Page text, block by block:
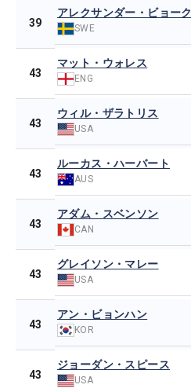
39
アレクサンダー・ビョーク
SWE
43
マット・ウォレス
ENG
43
ウィル・ザラトリス
USA
43
ルーカス・ハーバート
AUS
43
アダム・スベンソン
CAN
43
グレイソン・マレー
USA
43
アン・ビョンハン
KOR
43
ジョーダン・スピース
USA